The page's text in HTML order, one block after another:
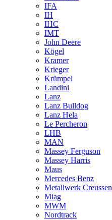
IFA
IH
IHC
IMT
John Deere
Kögel
Kramer
Krieger
Krümpel
Landini
Lanz
Lanz Bulldog
Lanz Hela
Le Percheron
LHB
MAN
Massey Ferguson
Massey Harris
Maus
Mercedes Benz
Metallwerk Creussen
Miag
MWM
Nordtrack